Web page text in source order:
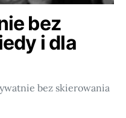
bez
i dla
bez skierowania